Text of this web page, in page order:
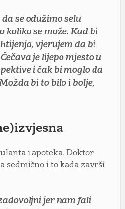
se odužimo selu
koliko se može. Kad bi
htijenja, vjerujem da bi
je lijepo mjesto u
i čak bi moglo da
bi to bilo i bolje,
i apoteka. Doktor
sedmično i to kada završi
jer nam fali